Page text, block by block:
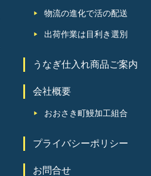
物流の進化で活の配送
出荷作業は目利き選別
うなぎ仕入れ商品ご案内
会社概要
おおさき町鰻加工組合
プライバシーポリシー
お問合せ